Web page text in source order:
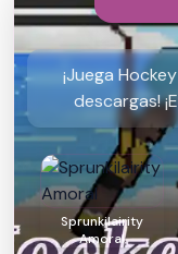
¡Juega
descargas!
Sprunkilairity
Amoral